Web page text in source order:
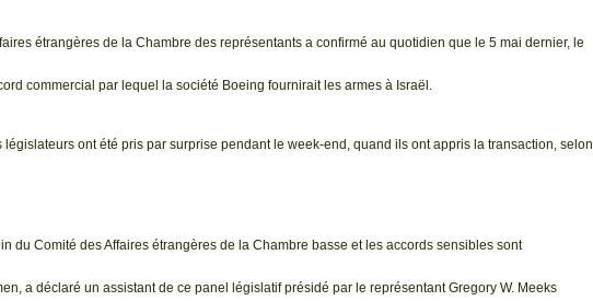
étrangères de la Chambre des représentants a confirmé au quotidien que le 5 mai dernier, le
commercial par lequel la société Boeing fournirait les armes à Israël.
ont été pris par surprise pendant le week-end, quand ils ont appris la transaction, selon
du Comité des Affaires étrangères de la Chambre basse et les accords sensibles sont
a déclaré un assistant de ce panel législatif présidé par le représentant Gregory W. Meeks